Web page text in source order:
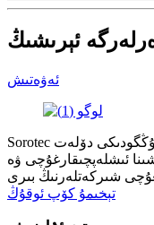
ئېرىشىڭ
ئەۋەتىش
Sorotec ماشىنا سانائىتى چەكلىك شىركىتى جۇڭگودىكى دۆلەت
ئىشلەپچىقارغۇچى ۋە
تېخىمۇ كۆپ ئوقۇڭ